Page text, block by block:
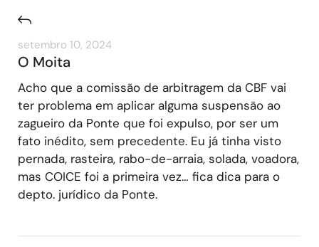
setembro 10, 2024
O Moita
Acho que a comissão de arbitragem da CBF vai
ter problema em aplicar alguma suspensão ao
zagueiro da Ponte que foi expulso, por ser um
fato inédito, sem precedente. Eu já tinha visto
pernada, rasteira, rabo-de-arraia, solada, voadora,
mas COICE foi a primeira vez… fica dica para o
depto. jurídico da Ponte.